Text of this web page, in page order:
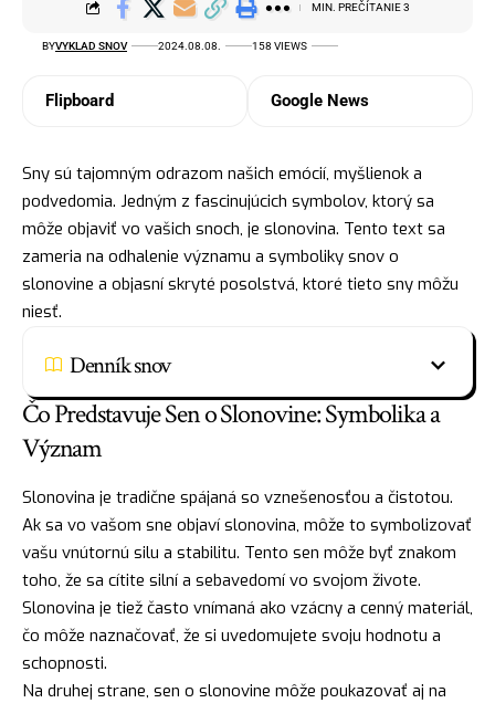
BYVYKLAD SNOV 2024.08.08. 158 VIEWS
MIN. PREČÍTANIE 3
Flipboard Google News
Sny sú tajomným odrazom našich emócií, myšlienok a
podvedomia. Jedným z fascinujúcich symbolov, ktorý sa
môže objaviť vo vašich snoch, je slonovina. Tento text sa
zameria na odhalenie významu a symboliky snov o
slonovine a objasní skryté posolstvá, ktoré tieto sny môžu
niesť.
Denník snov
Čo Predstavuje Sen o Slonovine: Symbolika a
Význam
Slonovina je tradične spájaná so vznešenosťou a čistotou.
Ak sa vo vašom sne objaví slonovina, môže to symbolizovať
vašu vnútornú silu a stabilitu. Tento sen môže byť znakom
toho, že sa cítite silní a sebavedomí vo svojom živote.
Slonovina je tiež často vnímaná ako vzácny a cenný materiál,
čo môže naznačovať, že si uvedomujete svoju hodnotu a
schopnosti.
Na druhej strane, sen o slonovine môže poukazovať aj na